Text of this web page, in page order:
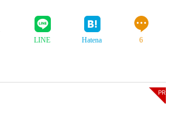
LINE Hatena 6